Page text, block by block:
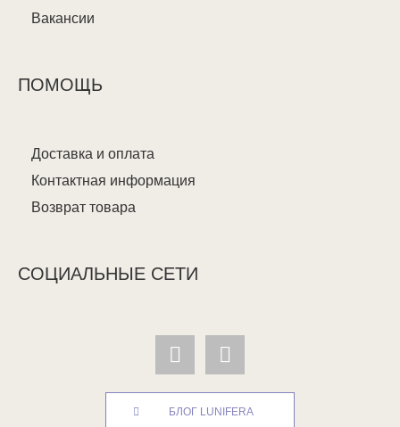
Вакансии
ПОМОЩЬ
Доставка и оплата
Контактная информация
Возврат товара
СОЦИАЛЬНЫЕ СЕТИ
БЛОГ LUNIFERA